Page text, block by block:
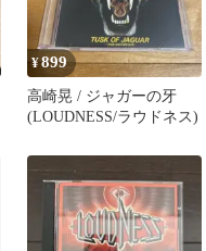
¥899
高崎晃 / ジャガーの牙
(LOUDNESS/ラウドネス)